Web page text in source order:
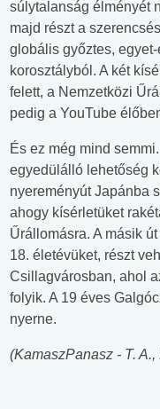
súlytalanság élményét
majd részt a
globális győztes,
korosztályból. A két
felett, a Nemzetközi
pedig a YouTube
És ez még mind
egyedülálló lehetőség
nyereményút Japánba
ahogy kísérletüket
Űrállomásra. A másik
18. életévüket, részt
Csillagvárosban, ahol
folyik. A 19 éves
nyerne.
(KamaszPanasz - T.